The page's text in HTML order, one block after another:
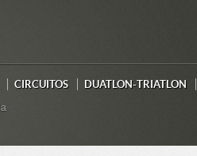
CIRCUITOS DUATLON-TRIATLON